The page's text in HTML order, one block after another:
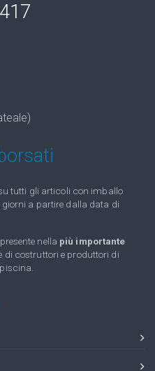
tutti gli articoli con imballo
a partire dalla data di
nella più importante
di costruttori e produttori di